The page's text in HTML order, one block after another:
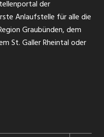
der
Anlaufstelle für alle die
Graubünden, dem
St. Galler Rheintal oder